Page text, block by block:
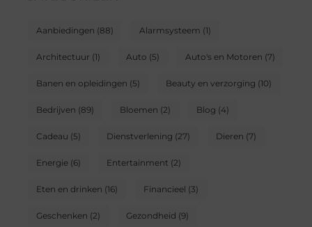
Aanbiedingen (88) Alarmsysteem (1)
Architectuur (1) Auto (5) Auto's en Motoren (7)
Banen en opleidingen (5) Beauty en verzorging (10)
Bedrijven (89) Bloemen (2) Blog (4)
Cadeau (5) Dienstverlening (27) Dieren (7)
Energie(6) Entertainment (2)
Eten en drinken (16) Financieel (3)
Geschenken (2) Gezondheid (9)